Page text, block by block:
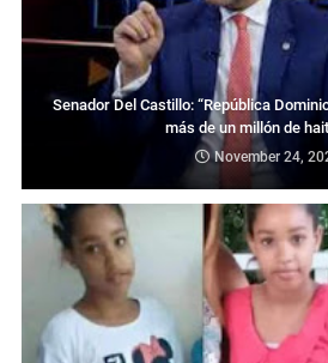
Senador Del Castillo: “República
más de un millón de
November 24,